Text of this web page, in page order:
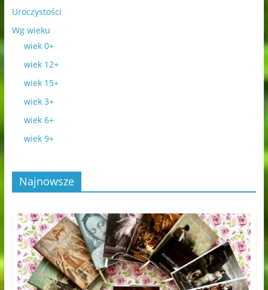
Uroczystości
Wg wieku
wiek 0+
wiek 12+
wiek 15+
wiek 3+
wiek 6+
wiek 9+
Najnowsze